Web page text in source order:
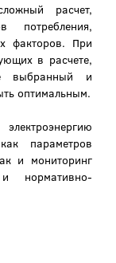
расчет,
факторов. При
в расчете,
выбранный и
оптимальным.
параметров
и мониторинг
нормативно-